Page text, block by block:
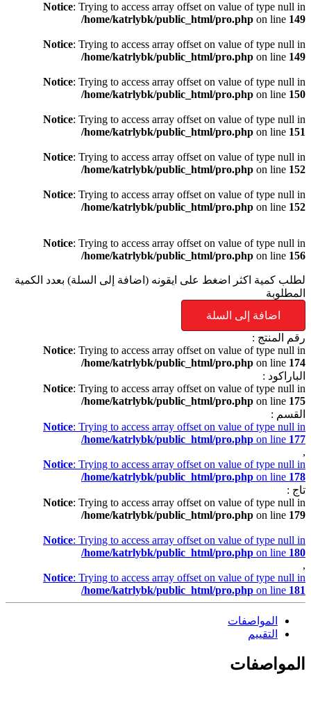
Notice: Trying to access array offset on value of type null in
/home/katrlybk/public_html/pro.php on line 149
Notice: Trying to access array offset on value of type null in
/home/katrlybk/public_html/pro.php on line 149
Notice: Trying to access array offset on value of type null in
/home/katrlybk/public_html/pro.php on line 150
Notice: Trying to access array offset on value of type null in
/home/katrlybk/public_html/pro.php on line 151
Notice: Trying to access array offset on value of type null in
/home/katrlybk/public_html/pro.php on line 152
Notice: Trying to access array offset on value of type null in
/home/katrlybk/public_html/pro.php on line 152
Notice: Trying to access array offset on value of type null in
/home/katrlybk/public_html/pro.php on line 156
لطلب كمية اكثر اضغط على ايقونه (اضافة إلى السلة) بعدد الكمية
المطلوبة
اضافة إلى السلة
رقم المنتج :
Notice: Trying to access array offset on value of type null in
/home/katrlybk/public_html/pro.php on line 174
الباراكود :
Notice: Trying to access array offset on value of type null in
/home/katrlybk/public_html/pro.php on line 175
القسم :
Notice: Trying to access array offset on value of type null in
/home/katrlybk/public_html/pro.php on line 177
,
Notice: Trying to access array offset on value of type null in
/home/katrlybk/public_html/pro.php on line 178
تاج :
Notice: Trying to access array offset on value of type null in
/home/katrlybk/public_html/pro.php on line 179
Notice: Trying to access array offset on value of type null in
/home/katrlybk/public_html/pro.php on line 180
,
Notice: Trying to access array offset on value of type null in
/home/katrlybk/public_html/pro.php on line 181
المواصفات
التقييم
المواصفات